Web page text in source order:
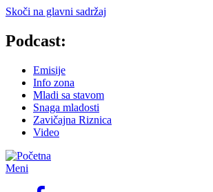
Skoči na glavni sadržaj
Podcast:
Emisije
Info zona
Mladi sa stavom
Snaga mladosti
Zavičajna Riznica
Video
Meni